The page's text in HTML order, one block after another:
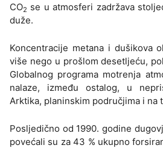
CO2 se u atmosferi zadržava
duže.
Koncentracije metana i dušikova
više nego u prošlom desetljeću,
Globalnog programa motrenja
nalaze, između ostalog, u
Arktika, planinskim područjima i na
Posljedično od 1990. godine
povećali su za 43 % ukupno